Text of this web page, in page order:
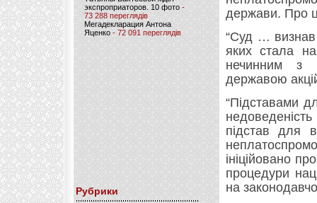
экспроприаторов. 10 фото -
73 288 переглядів
Мегадекларация Антона
Яценко - 72 091 переглядів
Рубрики
держави. Про
“Суд … визнав
яких стала
нечинним з
державою
“Підставами
підстав для
ініційовано
процедури
на